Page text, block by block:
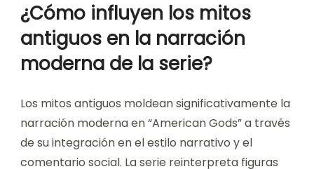
¿Cómo influyen los mitos
antiguos en la narración
moderna de la serie?
Los mitos antiguos moldean significativamente la
narración moderna en “American Gods” a través
de su integración en el estilo narrativo y el
comentario social. La serie reinterpreta figuras